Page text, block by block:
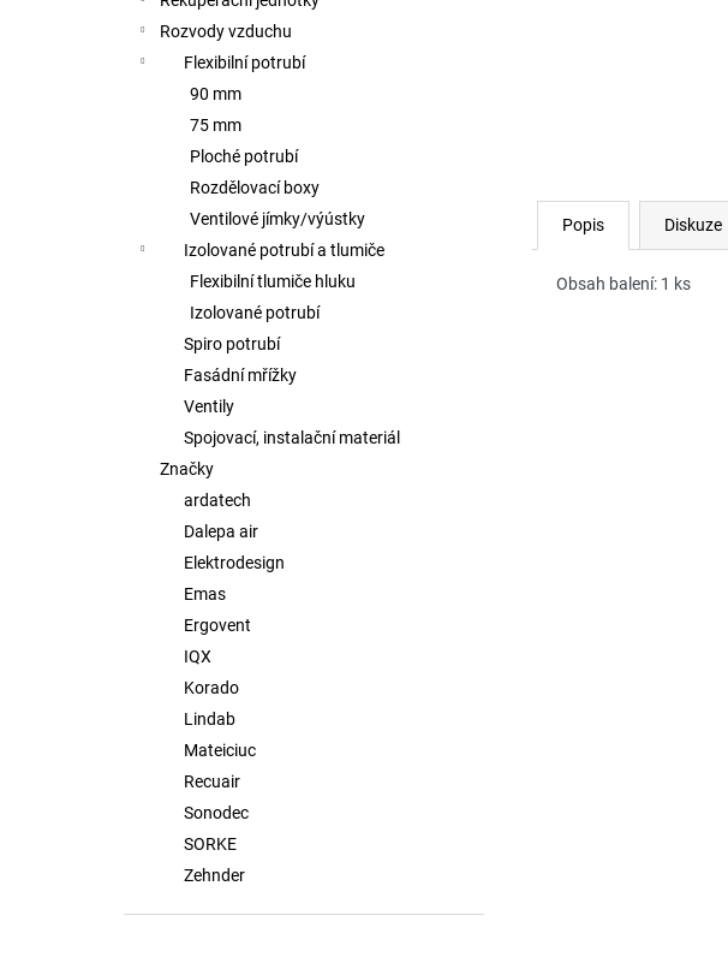
Rozvody vzduchu
Flexibilní potrubí
90 mm
75 mm
Ploché potrubí
Rozdělovací boxy
Ventilové jímky/výústky
Izolované potrubí a tlumiče
Flexibilní tlumiče hluku
Izolované potrubí
Spiro potrubí
Fasádní mřížky
Ventily
Spojovací, instalační materiál
Značky
ardatech
Dalepa air
Elektrodesign
Emas
Ergovent
IQX
Korado
Lindab
Mateiciuc
Recuair
Sonodec
SORKE
Zehnder
Popis Diskuze
Obsah balení: 1 ks